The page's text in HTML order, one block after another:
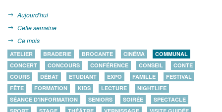
Aujourd'hui
Cette semaine
Ce mois
ATELIER BRADERIE BROCANTE CINÉMA
COMMUNAL
CONCERT
CONCOURS CONFÉRENCE CONSEIL
CONTE
COURS
DÉBAT ETUDIANT EXPO FAMILLE
FESTIVAL
FÊTE
FORMATION KIDS LECTURE
NIGHTLIFE
SÉANCE D'INFORMATION
SENIORS SOIRÉE
SPECTACLE